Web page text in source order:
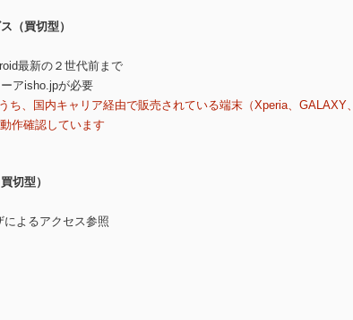
（買切型）
最新の２世代前まで
アisho.jpが必要
、国内キャリア経由で販売されている端末（Xperia、GALAXY、
作確認しています
切型）
よるアクセス参照